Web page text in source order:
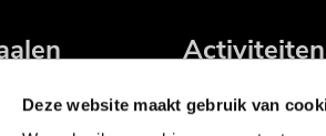
Deze website maakt gebruik van
Activiteiten
Verhuur machines en
Grondzuigtechniek